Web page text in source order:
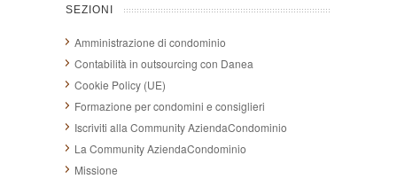
SEZIONI
Amministrazione di condominio
Contabilità in outsourcing con Danea
Cookie Policy (UE)
Formazione per condomini e consiglieri
Iscriviti alla Community AziendaCondominio
La Community AziendaCondominio
Missione